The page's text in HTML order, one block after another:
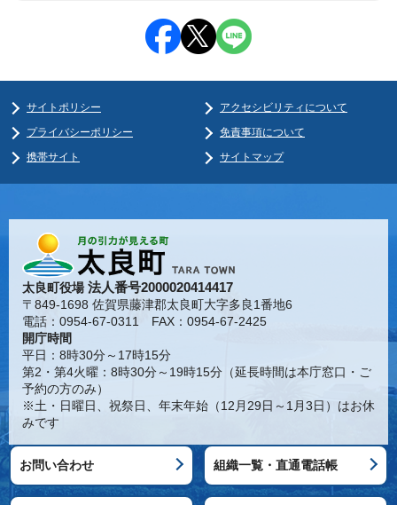
サイトポリシー
アクセシビリティについて
プライバシーポリシー
免責事項について
携帯サイト
サイトマップ
太良町役場法人番号2000020414417
〒849-1698 佐賀県藤津郡太良町大字多良1番地6
電話：0954-67-0311 FAX：0954-67-2425
開庁時間
平日：8時30分～17時15分
第2・第4火曜：8時30分～19時15分（延長時間は本庁窓口・ご
予約の方のみ）
※土・日曜日、祝祭日、年末年始（12月29日～1月3日）はお休
みです
お問い合わせ 組織一覧・直通電話帳